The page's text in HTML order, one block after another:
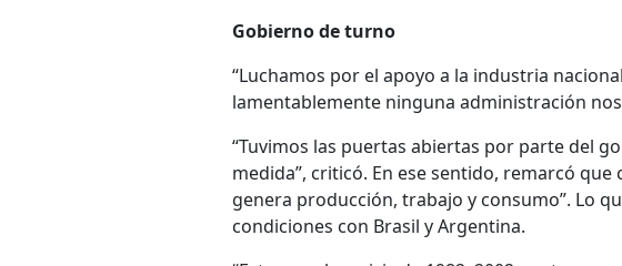
Gobierno de turno
“Luchamos por el apoyo a la industria
lamentablemente ninguna administración
“Tuvimos las puertas abiertas por parte del
medida”, criticó. En ese sentido, remarcó
genera producción, trabajo y consumo”. Lo
condiciones con Brasil y Argentina.